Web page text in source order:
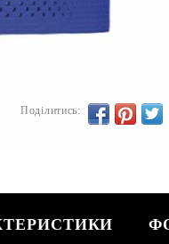
Поділитись: